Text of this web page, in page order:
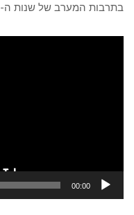
בתרבות המערב של שנות ה-50-60.
00:00